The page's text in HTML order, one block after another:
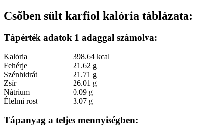
Csõben sült karfiol kalória táblázata:
Tápérték adatok 1 adaggal számolva:
Kalória
398.64 kcal
Fehérje
21.62 g
Szénhidrát
21.71 g
Zsír
26.01 g
Nátrium
0.09 g
Élelmi rost
3.07 g
Tápanyag a teljes mennyiségben: